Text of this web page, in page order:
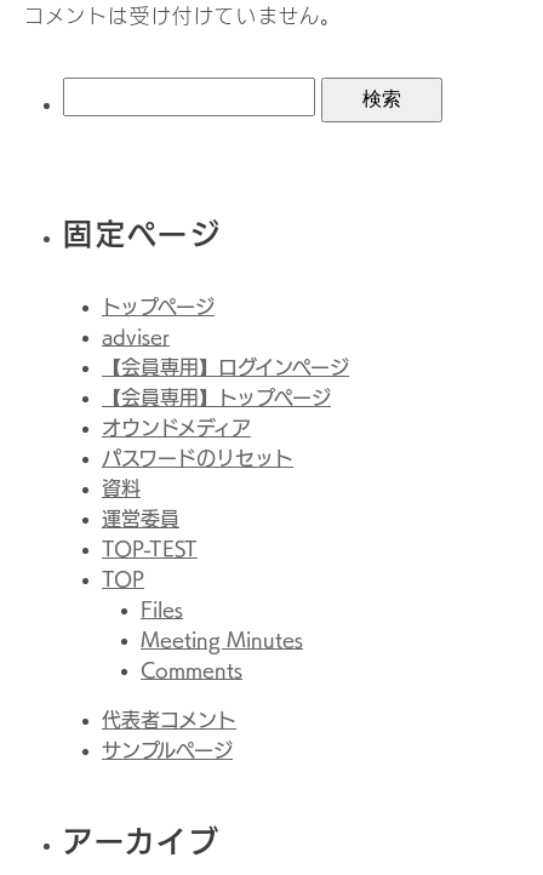
コメントは受け付けていません。
固定ページ
トップページ
adviser
【会員専用】ログインページ
【会員専用】トップページ
オウンドメディア
パスワードのリセット
資料
運営委員
TOP-TEST
TOP
Files
Meeting Minutes
Comments
代表者コメント
サンプルページ
アーカイブ